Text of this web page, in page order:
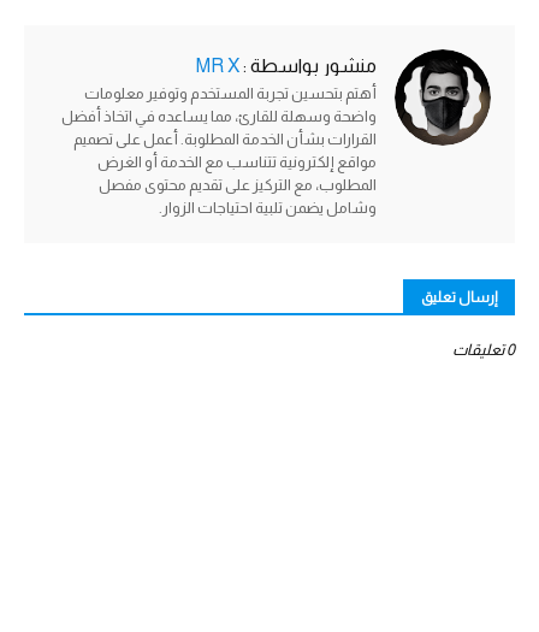
منشور بواسطة :
أهتم بتحسين تجربة المستخدم وتوفير معلومات
واضحة وسهلة للقارئ، مما يساعده في اتخاذ أفضل
القرارات بشأن الخدمة المطلوبة. أعمل على تصميم
مواقع إلكترونية تتناسب مع الخدمة أو الغرض
المطلوب، مع التركيز على تقديم محتوى مفصل
وشامل يضمن تلبية احتياجات الزوار.
إرسال تعليق
0 تعليقات